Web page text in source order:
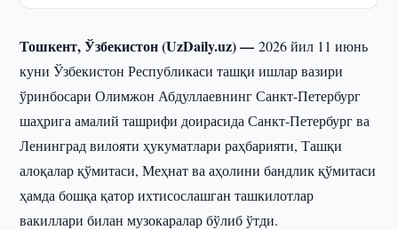
Тошкент, Ўзбекистон (UzDaily.uz) —2026 йил 11 июнь
куни Ўзбекистон Республикаси ташқи ишлар вазири
ўринбосари Олимжон Абдуллаевнинг Санкт-Петербург
шаҳрига амалий ташрифи доирасида Санкт-Петербург ва
Ленинград вилояти ҳукуматлари раҳбарияти, Ташқи
алоқалар қўмитаси, Меҳнат ва аҳолини бандлик қўмитаси
ҳамда бошқа қатор ихтисослашган ташкилотлар
вакиллари билан музокаралар бўлиб ўтди.